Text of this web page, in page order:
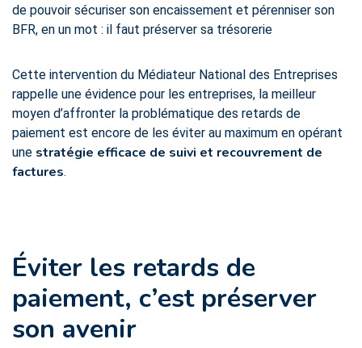
de pouvoir sécuriser son encaissement et pérenniser son
BFR, en un mot : il faut préserver sa trésorerie
Cette intervention du Médiateur National des Entreprises
rappelle une évidence pour les entreprises, la meilleur
moyen d’affronter la problématique des retards de
paiement est encore de les éviter au maximum en opérant
une stratégie efficace de suivi et recouvrement de
factures.
Éviter les retards de
paiement, c’est préserver
son avenir